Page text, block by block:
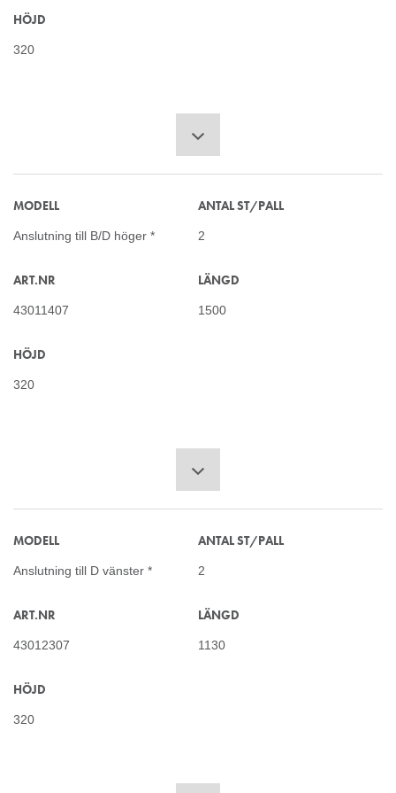
HÖJD
320
MODELL
Anslutning till B/D höger *
ART.NR
43011407
LÄNGD
1500
HÖJD
320
ANTAL ST/PALL
2
MODELL
Anslutning till D vänster *
ART.NR
43012307
LÄNGD
1130
HÖJD
320
ANTAL ST/PALL
2